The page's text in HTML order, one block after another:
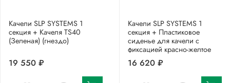
Качели SLP SYSTEMS 1
секция + Качеля TS40
(Зеленая) (гнездо)
19 550 ₽
Качели SLP SYSTEMS 1
секция + Пластиковое
сиденье для качели с
фиксацией красно-желтое
16 620 ₽